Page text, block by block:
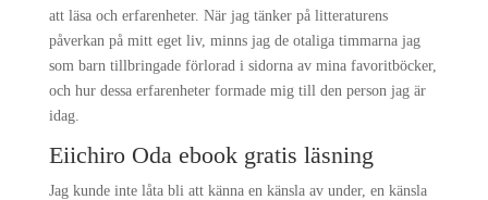
att läsa och erfarenheter. När jag tänker på litteraturens
påverkan på mitt eget liv, minns jag de otaliga timmarna jag
som barn tillbringade förlorad i sidorna av mina favoritböcker,
och hur dessa erfarenheter formade mig till den person jag är
idag.
Eiichiro Oda ebook gratis läsning
Jag kunde inte låta bli att känna en känsla av under, en känsla